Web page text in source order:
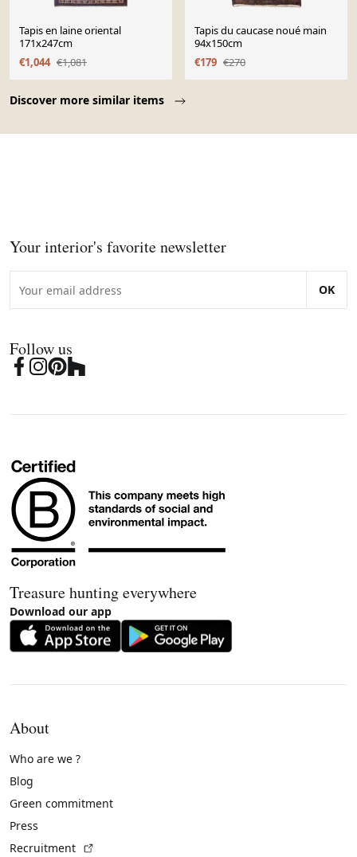
Discover more similar items
Tapis en laine oriental
171x247cm
€1,044 €1,081
Tapis du caucase noué main
94x150cm
€179 €270
Your interior's favorite newsletter
OK
Follow us
Treasure hunting everywhere
Download our app
About
Who are we ?
Blog
Green commitment
Press
Recruitment